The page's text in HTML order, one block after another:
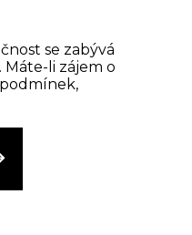
se zabývá
li zájem o